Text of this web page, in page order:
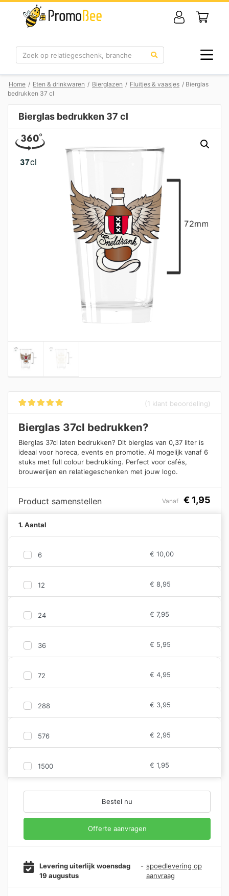
Zoek
Home / Eten & drinkwaren / Bierglazen / Fluitjes & vaasjes / Bierglas
bedrukken 37 cl
Bierglas bedrukken 37 cl
gebaseerd op
klantbeoordelin
g
(1 klant beoordeling)
Bierglas 37cl bedrukken?
Bierglas 37cl laten bedrukken? Dit bierglas van 0,37 liter is
ideaal voor horeca, events en promotie. Al mogelijk vanaf 6
stuks met full colour bedrukking. Perfect voor cafés,
brouwerijen en relatiegeschenken met jouw logo.
Product samenstellen Vanaf € 1,95
1. Aantal
6 € 10,00
12 € 8,95
24 € 7,95
36 € 5,95
72 € 4,95
288 € 3,95
576 € 2,95
1500 € 1,95
Bestel nu
Offerte aanvragen
Levering uiterlijk woensdag
19 augustus
- spoedlevering op
aanvraag